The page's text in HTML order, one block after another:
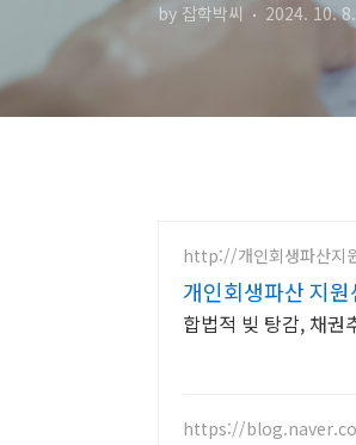
by 잡학박씨 2024. 10. 8.
http://개인회생파산지
개인회생파산 지
합법적 빚 탕감, 채
https://